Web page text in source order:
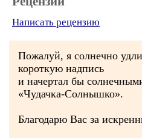
Написать рецензию
Пожалуй, я солнечно
короткую надпись
и начертал бы
«Чудачка-Солнышко».
Благодарю Вас за